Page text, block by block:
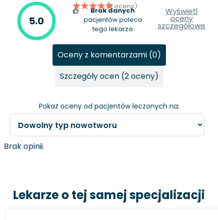
5.0
(2 oceny)
Brak danych
pacjentów poleca
tego lekarza
Wyświetl
oceny
szczegółowe
Pokaż oceny od pacjentów leczonych na:
Oceny z komentarzami (0)
Szczegóły ocen (2 oceny)
Brak opinii.
Lekarze o tej samej specjalizacji